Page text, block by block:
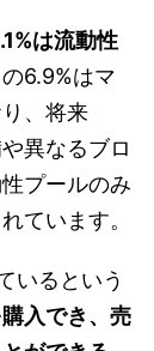
は流動性
6.9%はマ
、将来
異なるブロ
プールのみ
ています。
いるという
入でき、売